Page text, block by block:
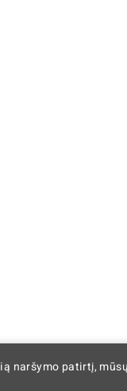
naršymo patirtį,